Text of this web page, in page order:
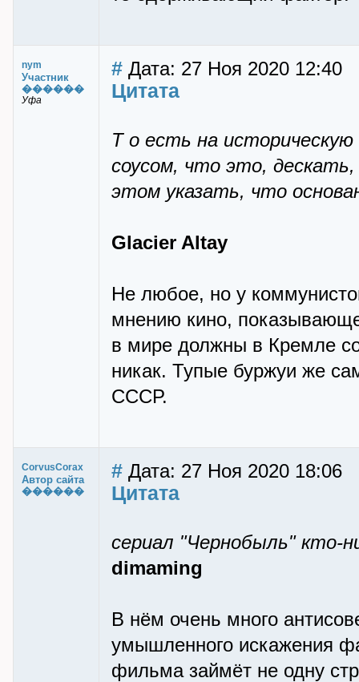
nym
Участник
������
Уфа
# Дата: 27 Ноя 2020 12:40
Цитата
Т о есть на
соусом, что это, дескать,
этом указать, что
Glacier Altay
Не любое, но у
мнению кино,
в мире должны в Кремле
никак. Тупые буржуи же
СССР.
CorvusCorax
Автор сайта
������
# Дата: 27 Ноя 2020 18:06
Цитата
сериал "Чернобыль" кто-
dimaming
В нём очень много
умышленного искажения
фильма займёт не одну